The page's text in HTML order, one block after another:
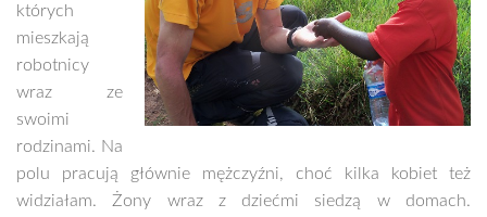
których
mieszkają
robotnicy
wraz ze
swoimi
rodzinami. Na
polu pracują głównie mężczyźni, choć kilka kobiet też
widziałam. Żony wraz z dziećmi siedzą w domach.